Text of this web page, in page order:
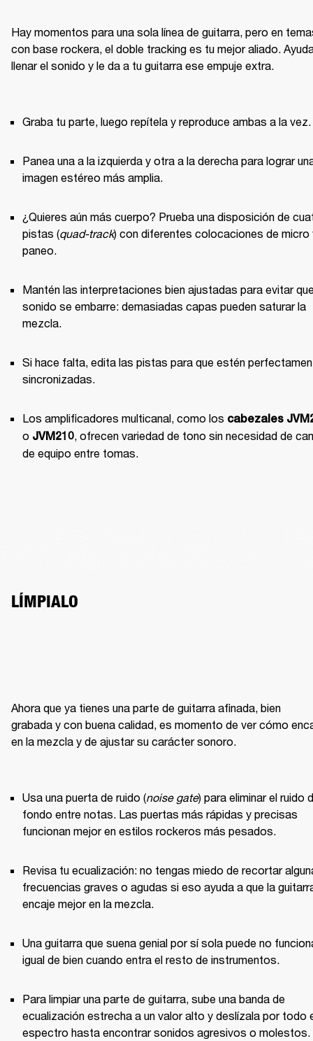
Hay momentos para una sola línea de guitarra, pero en
con base rockera, el doble tracking es tu mejor aliado.
llenar el sonido y le da a tu guitarra ese empuje extra.
Graba tu parte, luego repítela y reproduce ambas a la vez.
Panea una a la izquierda y otra a la derecha para lograr
imagen estéreo más amplia.
¿Quieres aún más cuerpo? Prueba una disposición de
pistas (quad-track) con diferentes colocaciones de micro
paneo.
Mantén las interpretaciones bien ajustadas para evitar
sonido se embarre: demasiadas capas pueden saturar la
mezcla.
Si hace falta, edita las pistas para que estén
sincronizadas.
Los amplificadores multicanal, como los cabezales
o JVM210, ofrecen variedad de tono sin necesidad de
de equipo entre tomas.
LÍMPIALO
Ahora que ya tienes una parte de guitarra afinada, bien
grabada y con buena calidad, es momento de ver cómo
en la mezcla y de ajustar su carácter sonoro.
Usa una puerta de ruido (noise gate) para eliminar el ruido
fondo entre notas. Las puertas más rápidas y precisas
funcionan mejor en estilos rockeros más pesados.
Revisa tu ecualización: no tengas miedo de recortar
frecuencias graves o agudas si eso ayuda a que la
encaje mejor en la mezcla.
Una guitarra que suena genial por sí sola puede no
igual de bien cuando entra el resto de instrumentos.
Para limpiar una parte de guitarra, sube una banda de
ecualización estrecha a un valor alto y deslízala por todo
espectro hasta encontrar sonidos agresivos o molestos.